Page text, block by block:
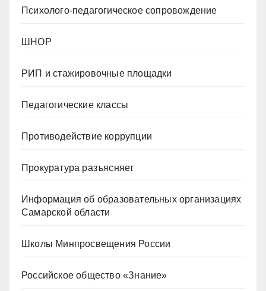
Психолого-педагогическое сопровождение
ШНОР
РИП и стажировочные площадки
Педагогические классы
Противодействие коррупции
Прокуратура разъясняет
Информация об образовательных организациях
Самарской области
Школы Минпросвещения России
Российское общество «Знание»